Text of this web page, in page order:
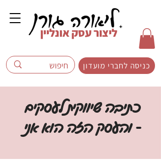
כניסה לחברי מועדון
ליצור עסק אונליין
כתיבה שיווקית לעסקים
- והעסק הזה הוא אני